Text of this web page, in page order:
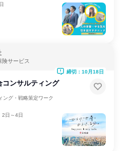
サービス
コンサルティング
ング・戦略策定ワーク
2日～4日
締切：10月18日